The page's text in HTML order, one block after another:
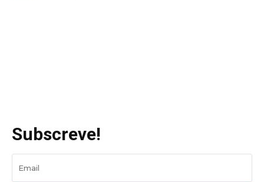
Subscreve!